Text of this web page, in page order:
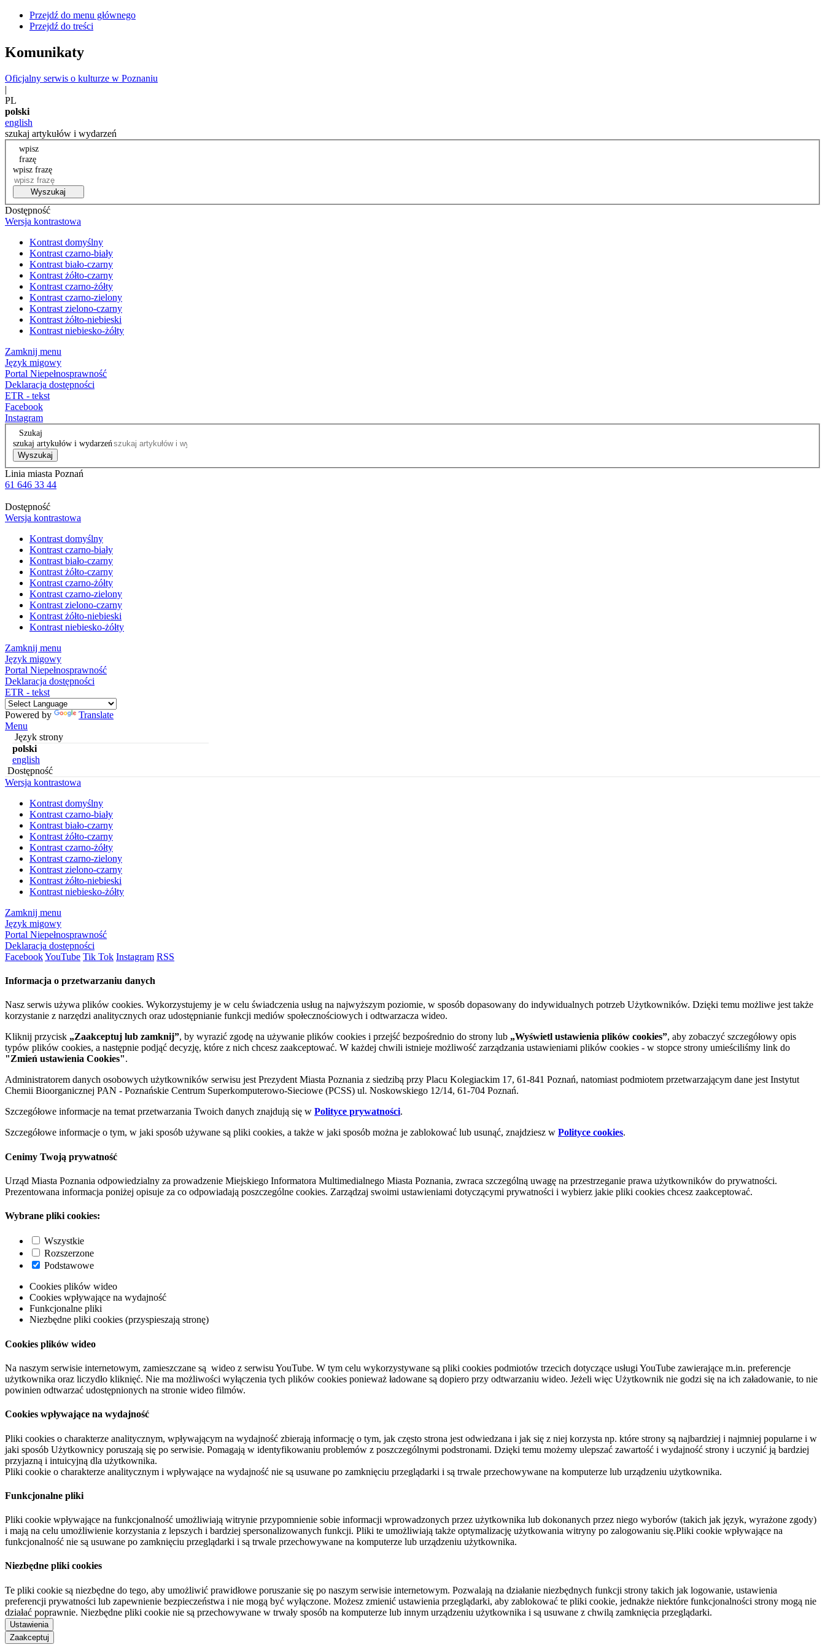
Przejdź do menu głównego
Przejdź do treści
Komunikaty
Oficjalny serwis o kulturze w Poznaniu
|
PL
polski
english
szukaj artykułów i wydarzeń
wpisz
frazę
wpisz frazę
Wyszukaj
Dostępność
Wersja kontrastowa
Kontrast domyślny
Kontrast czarno-biały
Kontrast biało-czarny
Kontrast żółto-czarny
Kontrast czarno-żółty
Kontrast czarno-zielony
Kontrast zielono-czarny
Kontrast żółto-niebieski
Kontrast niebiesko-żółty
Zamknij menu
Język migowy
Portal Niepełnosprawność
Deklaracja dostępności
ETR - tekst
Facebook
Instagram
Szukaj
szukaj artykułów i wydarzeń
Wyszukaj
Linia miasta Poznań
61 646 33 44
Dostępność
Wersja kontrastowa
Kontrast domyślny
Kontrast czarno-biały
Kontrast biało-czarny
Kontrast żółto-czarny
Kontrast czarno-żółty
Kontrast czarno-zielony
Kontrast zielono-czarny
Kontrast żółto-niebieski
Kontrast niebiesko-żółty
Zamknij menu
Język migowy
Portal Niepełnosprawność
Deklaracja dostępności
ETR - tekst
Powered by
Translate
Menu
Język strony
polski
english
Dostępność
Wersja kontrastowa
Kontrast domyślny
Kontrast czarno-biały
Kontrast biało-czarny
Kontrast żółto-czarny
Kontrast czarno-żółty
Kontrast czarno-zielony
Kontrast zielono-czarny
Kontrast żółto-niebieski
Kontrast niebiesko-żółty
Zamknij menu
Język migowy
Portal Niepełnosprawność
Deklaracja dostępności
FacebookYouTube Tik Tok Instagram RSS
Informacja o przetwarzaniu danych
Nasz serwis używa plików cookies. Wykorzystujemy je w celu świadczenia usług na najwyższym poziomie, w sposób dopasowany do indywidualnych potrzeb Użytkowników. Dzięki temu możliwe jest także
korzystanie z narzędzi analitycznych oraz udostępnianie funkcji mediów społecznościowych i odtwarzacza wideo.
Kliknij przycisk „Zaakceptuj lub zamknij”, by wyrazić zgodę na używanie plików cookies i przejść bezpośrednio do strony lub „Wyświetl ustawienia plików cookies”, aby zobaczyć szczegółowy opis
typów plików cookies, a następnie podjąć decyzję, które z nich chcesz zaakceptować. W każdej chwili istnieje możliwość zarządzania ustawieniami plików cookies - w stopce strony umieściliśmy link do
"Zmień ustawienia Cookies".
Administratorem danych osobowych użytkowników serwisu jest Prezydent Miasta Poznania z siedzibą przy Placu Kolegiackim 17, 61-841 Poznań, natomiast podmiotem przetwarzającym dane jest Instytut
Chemii Bioorganicznej PAN - Poznańskie Centrum Superkomputerowo-Sieciowe (PCSS) ul. Noskowskiego 12/14, 61-704 Poznań.
Szczegółowe informacje na temat przetwarzania Twoich danych znajdują się w Polityce prywatności.
Szczegółowe informacje o tym, w jaki sposób używane są pliki cookies, a także w jaki sposób można je zablokować lub usunąć, znajdziesz w Polityce cookies.
Cenimy Twoją prywatność
Urząd Miasta Poznania odpowiedzialny za prowadzenie Miejskiego Informatora Multimedialnego Miasta Poznania, zwraca szczególną uwagę na przestrzeganie prawa użytkowników do prywatności.
Prezentowana informacja poniżej opisuje za co odpowiadają poszczególne cookies. Zarządzaj swoimi ustawieniami dotyczącymi prywatności i wybierz jakie pliki cookies chcesz zaakceptować.
Wybrane pliki cookies:
Wszystkie
Rozszerzone
Podstawowe
Cookies plików wideo
Cookies wpływające na wydajność
Funkcjonalne pliki
Niezbędne pliki cookies (przyspieszają stronę)
Cookies plików wideo
Na naszym serwisie internetowym, zamieszczane są wideo z serwisu YouTube. W tym celu wykorzystywane są pliki cookies podmiotów trzecich dotyczące usługi YouTube zawierające m.in. preferencje
użytkownika oraz liczydło kliknięć. Nie ma możliwości wyłączenia tych plików cookies ponieważ ładowane są dopiero przy odtwarzaniu wideo. Jeżeli więc Użytkownik nie godzi się na ich załadowanie, to nie
powinien odtwarzać udostępnionych na stronie wideo filmów.
Cookies wpływające na wydajność
Pliki cookies o charakterze analitycznym, wpływającym na wydajność zbierają informację o tym, jak często strona jest odwiedzana i jak się z niej korzysta np. które strony są najbardziej i najmniej popularne i w
jaki sposób Użytkownicy poruszają się po serwisie. Pomagają w identyfikowaniu problemów z poszczególnymi podstronami. Dzięki temu możemy ulepszać zawartość i wydajność strony i uczynić ją bardziej
przyjazną i intuicyjną dla użytkownika.
Pliki cookie o charakterze analitycznym i wpływające na wydajność nie są usuwane po zamknięciu przeglądarki i są trwale przechowywane na komputerze lub urządzeniu użytkownika.
Funkcjonalne pliki
Pliki cookie wpływające na funkcjonalność umożliwiają witrynie przypomnienie sobie informacji wprowadzonych przez użytkownika lub dokonanych przez niego wyborów (takich jak język, wyrażone zgody)
i mają na celu umożliwienie korzystania z lepszych i bardziej spersonalizowanych funkcji. Pliki te umożliwiają także optymalizację użytkowania witryny po zalogowaniu się.Pliki cookie wpływające na
funkcjonalność nie są usuwane po zamknięciu przeglądarki i są trwale przechowywane na komputerze lub urządzeniu użytkownika.
Niezbędne pliki cookies
Te pliki cookie są niezbędne do tego, aby umożliwić prawidłowe poruszanie się po naszym serwisie internetowym. Pozwalają na działanie niezbędnych funkcji strony takich jak logowanie, ustawienia
preferencji prywatności lub zapewnienie bezpieczeństwa i nie mogą być wyłączone. Możesz zmienić ustawienia przeglądarki, aby zablokować te pliki cookie, jednakże niektóre funkcjonalności strony mogą nie
działać poprawnie. Niezbędne pliki cookie nie są przechowywane w trwały sposób na komputerze lub innym urządzeniu użytkownika i są usuwane z chwilą zamknięcia przeglądarki.
Ustawienia
Zaakceptuj